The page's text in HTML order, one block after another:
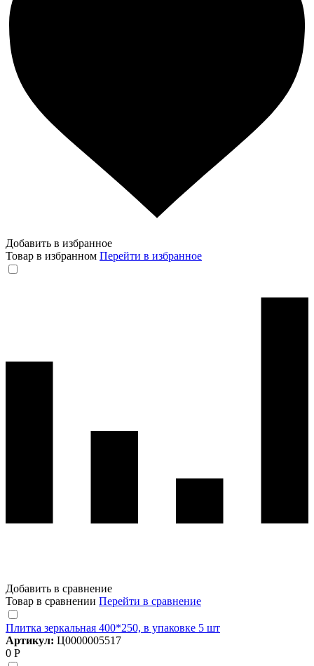
Добавить в избранное
Товар в избранном Перейти в избранное
Добавить в сравнение
Товар в сравнении Перейти в сравнение
Плитка зеркальная 400*250, в упаковке 5 шт
Артикул: Ц0000005517
0 Р